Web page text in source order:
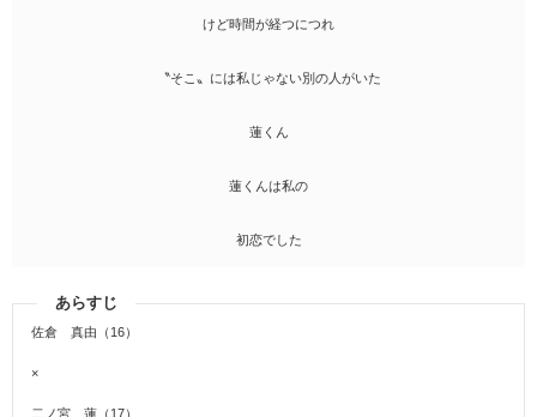
けど時間が経つにつれ
〝そこ〟には私じゃない別の人がいた
蓮くん
蓮くんは私の
初恋でした
あらすじ
佐倉 真由（16）
×
二ノ宮 蓮（17）